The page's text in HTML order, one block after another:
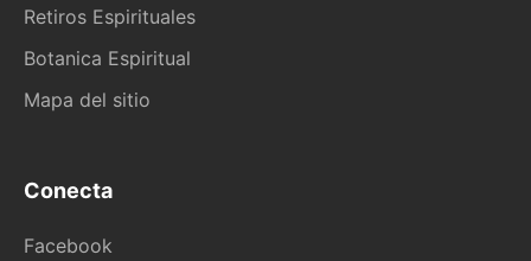
Retiros Espirituales
Botanica Espiritual
Mapa del sitio
Conecta
Facebook